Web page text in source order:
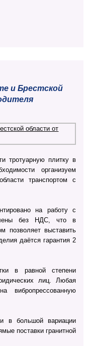
и Брестской
тротуарную плитку в
организуем
транспортом с
на работу с
без НДС, что в
позволяет выставить
даётся гарантия 2
в равной степени
лиц. Любая
в большой вариации
поставки гранитной